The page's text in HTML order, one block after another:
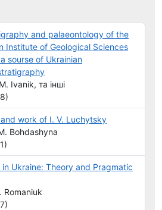
and palaeontology of the
Institute of Geological Sciences
sourse of Ukrainian
Ivanik, та інші
work of I. V. Luchytsky
Bohdashyna
Ukraine: Theory and Pragmatic
Romaniuk